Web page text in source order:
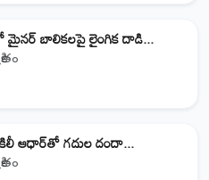
మైనర్ బాలికలపై లైంగిక దాడి...
ఆధార్‌తో గదుల దందా...